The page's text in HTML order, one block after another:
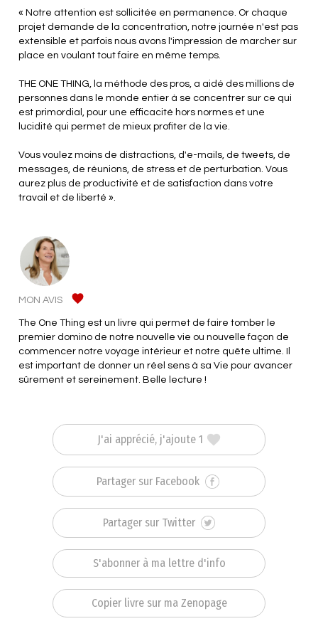
« Notre attention est sollicitée en permanence. Or chaque
projet demande de la concentration, notre journée n'est pas
extensible et parfois nous avons l'impression de marcher sur
place en voulant tout faire en même temps.
THE ONE THING, la méthode des pros, a aidé des millions de
personnes dans le monde entier à se concentrer sur ce qui
est primordial, pour une efficacité hors normes et une
lucidité qui permet de mieux profiter de la vie.
Vous voulez moins de distractions, d'e-mails, de tweets, de
messages, de réunions, de stress et de perturbation. Vous
aurez plus de productivité et de satisfaction dans votre
travail et de liberté ».
MON AVIS
The One Thing est un livre qui permet de faire tomber le
premier domino de notre nouvelle vie ou nouvelle façon de
commencer notre voyage intérieur et notre quête ultime. Il
est important de donner un réel sens à sa Vie pour avancer
sûrement et sereinement. Belle lecture !
J'ai apprécié, j'ajoute 1
Partager sur Facebook
Partager sur Twitter
S'abonner à ma lettre d'info
Copier livre sur ma Zenopage